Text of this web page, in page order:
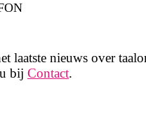
nieuws over
bij Contact.